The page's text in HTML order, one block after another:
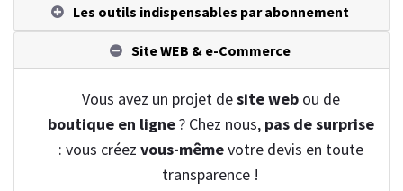
Les outils indispensables par abonnement
Site WEB & e-Commerce
Vous avez un projet desite webou de
boutique en ligne? Chez nous, pas de surprise
: vous créez vous-mêmevotre devis en toute
transparence !